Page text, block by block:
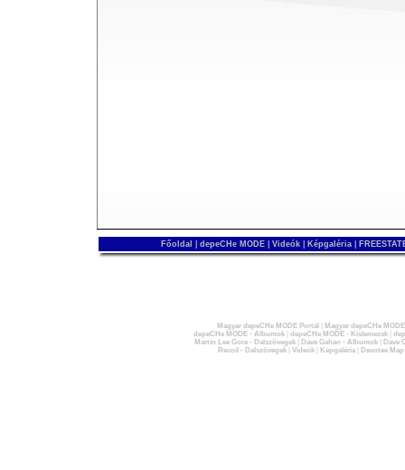
Főoldal depeCHe MODE Videók Képgaléria
Magyar depeCHe MODE Portál
Magyar depeCHe
depeCHe MODE - Albumok| depeCHe MODE - Kislemezek|
Martin Lee Gore - Dalszövegek| Dave Gahan - Albumok|
Dave
Recoil - Dalszövegek| Videók| Képgaléria| Devotee Map